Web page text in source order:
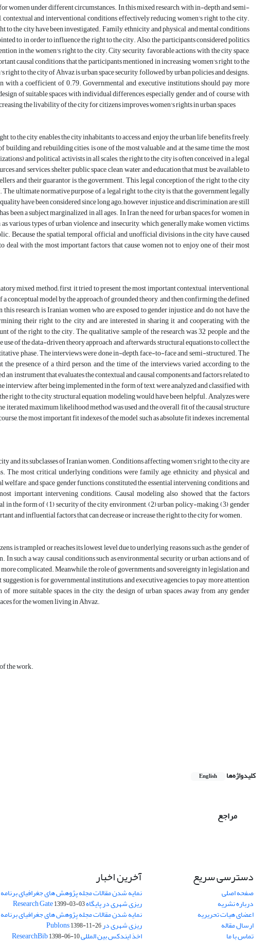
women under different circumstances. In this mixed research, with in-depth and semi-
contextual and interventional conditions effectively reducing women's right to the city.
the city have been investigated. Family, ethnicity, and physical and mental conditions
to in order to influence the right to the city. Also, the participants considered politics
in the women's right to the city. City security, favorable actions with the city space,
causal conditions that the participants mentioned in increasing women's right to the
to the city of Ahvaz is urban space security, followed by urban policies and designs.
a coefficient of 0.79. Governmental and executive institutions should pay more
of suitable spaces with individual differences, especially gender, and, of course, with
the livability of the city for citizens improves women's rights in urban spaces
to the city enables the city inhabitants to access and enjoy the urban life benefits freely,
and rebuilding cities, is one of the most valuable and, at the same time, the most
and political activists in all scales, the right to the city is often conceived in a legal
and services, shelter, public space, clean water, and education that must be available to
and their guarantor is the government. This legal conception of the right to the city
ultimate normative purpose of a legal right to the city is that the government legally
have been considered since long ago; however, injustice and discrimination are still
a subject marginalized in all ages. In Iran, the need for urban spaces for women in
various types of urban violence and insecurity, which generally make women victims,
Because the spatial, temporal, official and unofficial divisions in the city have caused
deal with the most important factors that cause women not to enjoy one of their most
mixed method; first, it tried to present the most important contextual, interventional,
model by the approach of grounded theory, and then confirming the defined
research is Iranian women who are exposed to gender injustice and do not have the
their right to the city and are interested in sharing it and cooperating with the
of the right to the city. The qualitative sample of the research was 32 people, and the
of the data-driven theory approach and, afterwards, structural equations to collect the
phase. The interviews were done in-depth, face-to-face and semi-structured. The
presence of a third person, and the time of the interviews varied according to the
instrument that evaluates the contextual and causal components and factors related to
after being implemented in the form of text, were analyzed and classified with
right to the city, structural equation modeling would have been helpful. Analyzes were
maximum likelihood method was used and the overall fit of the causal structure
the most important fit indexes of the model, such as absolute fit indexes, incremental
and its subclasses of Iranian women. Conditions affecting women's right to the city are
most critical underlying conditions were family, age, ethnicity, and physical and
and space gender functions constituted the essential intervening conditions, and
important intervening conditions. Causal modeling also showed that the factors
the form of (1) security of the city environment, (2) urban policy-making, (3) gender
and influential factors that can decrease or increase the right to the city for women.
is trampled or reaches its lowest level due to underlying reasons such as the gender of
such a way, causal conditions such as environmental security or urban actions and, of
complicated. Meanwhile, the role of governments and sovereignty in legislation and
is for governmental institutions and executive agencies to pay more attention
more suitable spaces in the city, the design of urban spaces away from any gender
for the women living in Ahvaz.
the work.
کلیدواژه‌ها English
مراجع
دسترسی سریع
صفحه اصلی
درباره نشریه
اعضای هیات تحریریه
ارسال مقاله
تماس با ما
آخرین اخبار
نمایه شدن مقالات مجله پژوهش های جغرافیای برنامه
ریزی شهری در پایگاه Research Gate1399-03-03
نمایه شدن مقالات مجله پژوهش های جغرافیای برنامه
ریزی شهری در Publons1398-11-26
اخذ ایندکس بین المللی ResearchBib1398-06-10